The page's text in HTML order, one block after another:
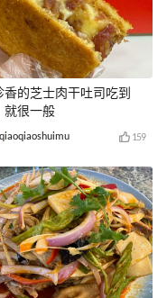
香的芝士肉干吐司吃到
就很一般
qiaoqiaoshuimu 159